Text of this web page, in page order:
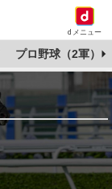
dメニュー
プロ野球（2軍）